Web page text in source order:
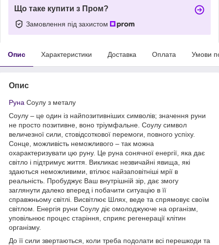
Що таке купити з Пром?
Замовлення під захистом
Опис Характеристики Доставка Оплата Умови
Опис
Руна Соулу з металу
Соулу – це один із найпозитивніших символів; значення руни
не просто позитивне, воно тріумфальне. Соулу символ
величезної сили, стовідсоткової перемоги, повного успіху.
Сонце, можливість неможливого – так можна
охарактеризувати цю руну. Це руна сонячної енергії, яка дає
світло і підтримує життя. Викликає незвичайні явища, які
здаються неможливими, втілює найзаповітніші мрії в
реальність. Пробуджує Ваш внутрішній зір, дає змогу
заглянути далеко вперед і побачити ситуацію в її
справжньому світлі. Висвітлює Шлях, веде та спрямовує своїм
світлом. Енергія руни Соулу діє омолоджуюче на організм,
уповільнює процес старіння, сприяє регенерації клітин
організму.
До її сили звертаються, коли треба подолати всі перешкоди та